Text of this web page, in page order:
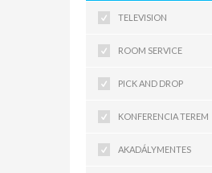
TELEVISION
ROOM SERVICE
PICK AND DROP
KONFERENCIA TEREM
AKADÁLYMENTES